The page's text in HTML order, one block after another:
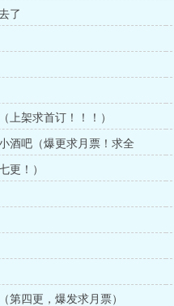
了
上架求首订！！！）
酒吧（爆更求月票！求全
更！）
第四更，爆发求月票）